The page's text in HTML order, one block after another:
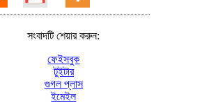
সংবাদটি শেয়ার করুন:
ফেইসবুক
টুইটার
গুগল প্লাস
ইমেইল